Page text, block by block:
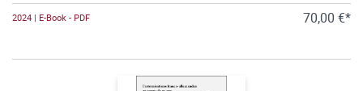
2024 | E-Book - PDF 70,00 €*